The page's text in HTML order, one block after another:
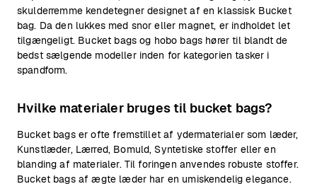
skulderremme kendetegner designet af en klassisk Bucket
bag. Da den lukkes med snor eller magnet, er indholdet let
tilgængeligt. Bucket bags og hobo bags hører til blandt de
bedst sælgende modeller inden for kategorien tasker i
spandform.
Hvilke materialer bruges til bucket bags?
Bucket bags er ofte fremstillet af ydermaterialer som læder,
Kunstlæder, Lærred, Bomuld, Syntetiske stoffer eller en
blanding af materialer. Til foringen anvendes robuste stoffer.
Bucket bags af ægte læder har en umiskendelig elegance.